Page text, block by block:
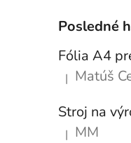
Posledné
Hodnotenie
| Matúš
Hodnotenie
| MM